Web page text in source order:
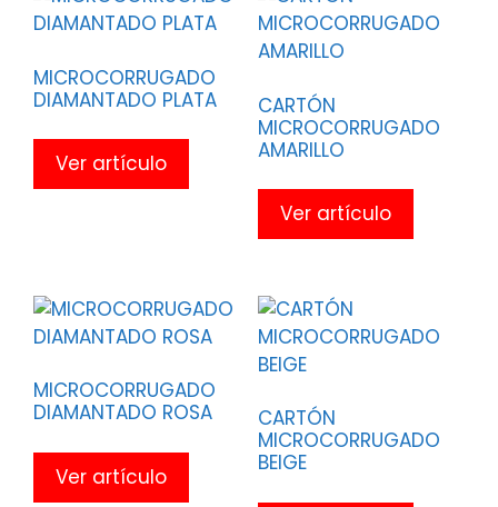
MICROCORRUGADO
DIAMANTADO PLATA
Ver artículo
CARTÓN
MICROCORRUGADO
AMARILLO
Ver artículo
MICROCORRUGADO
DIAMANTADO ROSA
Ver artículo
CARTÓN
MICROCORRUGADO
BEIGE